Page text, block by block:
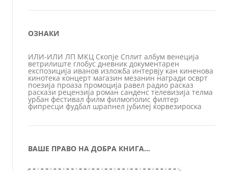
ОЗНАКИ
ИЛИ-ИЛИ ЛП МКЦ Скопје Сплит албум венеција
ветрилиште глобус дневник документарен
експозиција иванов изложба интервју кан киненова
кинотека концерт магазин мезанин награди осврт
поезија проаза промоција равел радио расказ
раскази рецензија роман санденс телевизија телма
урбан фестивал филм филмополис филтер
фипресци фудбал шрапнел јубилеј ќорвезироска
ВАШЕ ПРАВО НА ДОБРА КНИГА…